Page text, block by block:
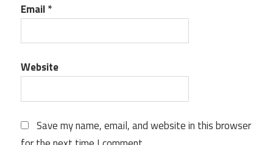
Email*
Website
Save my name, email, and website in this browser